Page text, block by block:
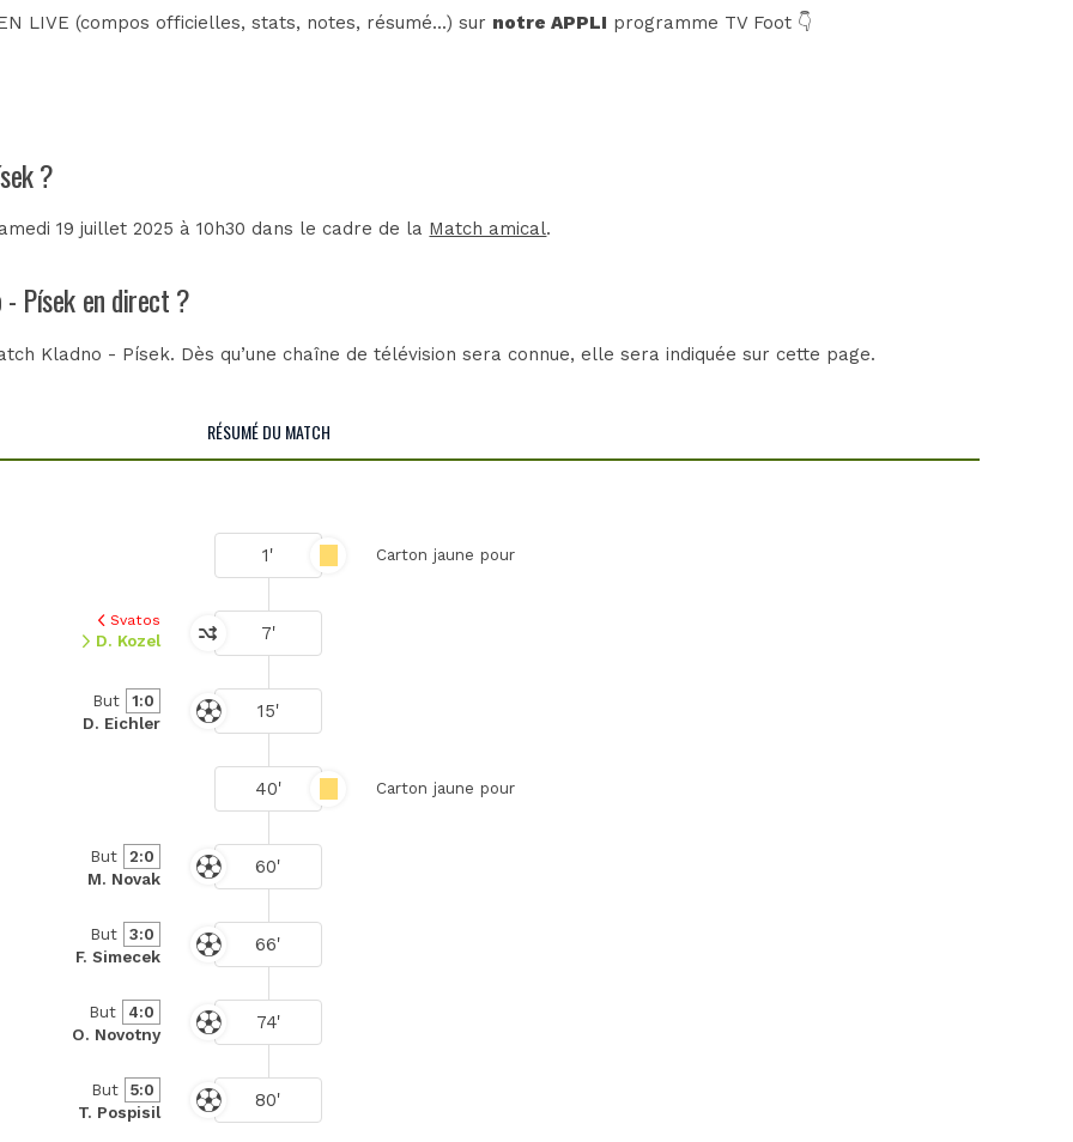
LIVE (compos officielles, stats, notes, résumé...) sur notre APPLI programme TV Foot 👇
?
19 juillet 2025 à 10h30 dans le cadre de la Match amical.
Písek en direct ?
Kladno - Písek. Dès qu’une chaîne de télévision sera connue, elle sera indiquée sur cette page.
RÉSUMÉ DU MATCH
1' Carton jaune pour
7'
Svatos
D. Kozel
15'
But
1:0
D. Eichler
40' Carton jaune pour
60'
But
2:0
M. Novak
66'
But
3:0
F. Simecek
74'
But
4:0
O. Novotny
80'
But
5:0
T. Pospisil